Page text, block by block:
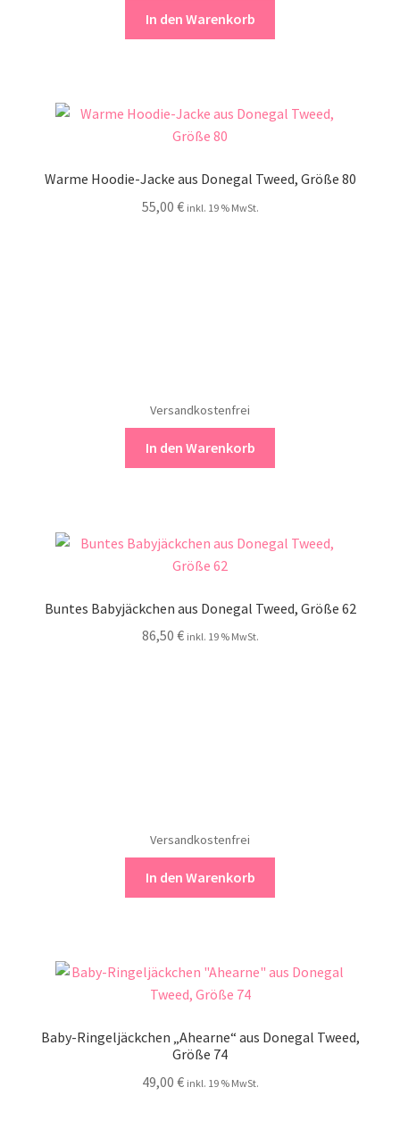
In den Warenkorb
Warme Hoodie-Jacke aus Donegal Tweed, Größe 80
55,00 € inkl. 19 % MwSt.
Versandkostenfrei
In den Warenkorb
Buntes Babyjäckchen aus Donegal Tweed, Größe 62
86,50 € inkl. 19 % MwSt.
Versandkostenfrei
In den Warenkorb
Baby-Ringeljäckchen „Ahearne“ aus Donegal Tweed,
Größe 74
49,00 € inkl. 19 % MwSt.